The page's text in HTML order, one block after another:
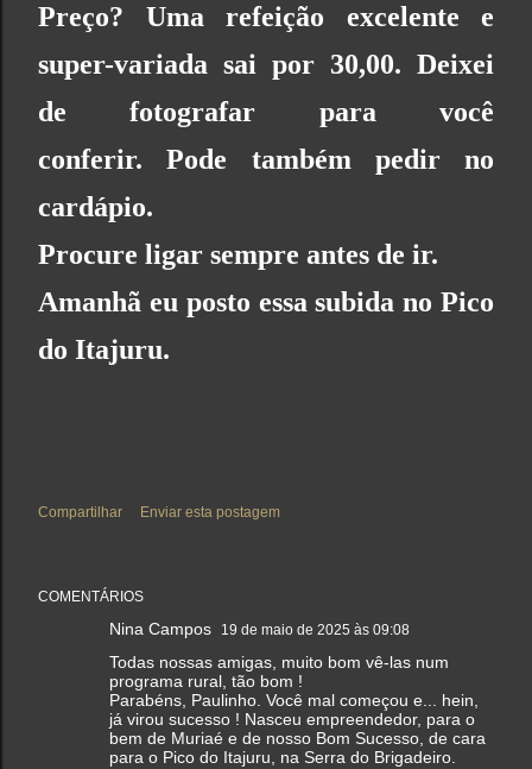
Preço? Uma refeição excelente e
super-variada sai por 30,00. Deixei
de fotografar para você
conferir.Pode também pedir no
cardápio.
Procure ligar sempre antes de ir.
Amanhã eu posto essa subida no Pico
do Itajuru.
Compartilhar Enviar esta postagem
COMENTÁRIOS
Nina Campos 19 de maio de 2025 às 09:08
Todas nossas amigas, muito bom vê-las num
programa rural, tão bom !
Parabéns, Paulinho. Você mal começou e... hein,
já virou sucesso ! Nasceu empreendedor, para o
bem de Muriaé e de nosso Bom Sucesso, de cara
para o Pico do Itajuru, na Serra do Brigadeiro.